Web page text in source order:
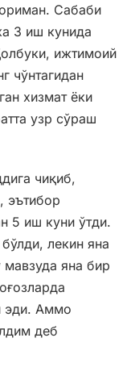
Сабаби
3 иш кунида
ижтимоий
чўнтагидан
хизмат ёки
узр сўраш
чиқиб,
эътибор
5 иш куни ўтди.
лекин яна
яна бир
эди. Аммо
деб